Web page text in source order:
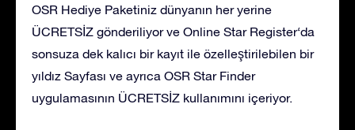
OSR Hediye Paketiniz dünyanın her yerine
ÜCRETSİZ gönderiliyor ve Online Star Register‘da
sonsuza dek kalıcı bir kayıt ile özelleştirilebilen bir
yıldız Sayfası ve ayrıca OSR Star Finder
uygulamasının ÜCRETSİZ kullanımını içeriyor.